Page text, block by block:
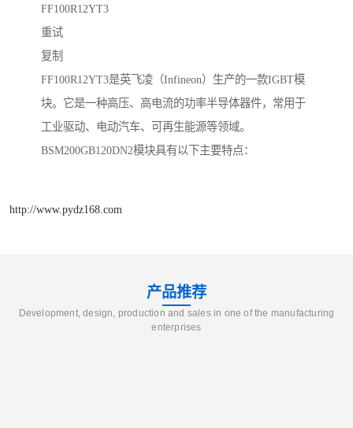
FF100R12YT3
重试
复制
FF100R12YT3是英飞凌（Infineon）生产的一款IGBT模
块。它是一种高压、高电流的功率半导体器件，常用于
工业驱动、电动汽车、可再生能源等领域。
BSM200GB120DN2模块具有以下主要特点：
http://www.pydz168.com
产品推荐
Development, design, production and sales in one of the manufacturing
enterprises